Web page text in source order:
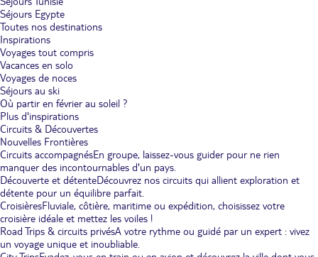
Séjours Egypte
Toutes nos destinations
Inspirations
Voyages tout compris
Vacances en solo
Voyages de noces
Séjours au ski
Où partir en février au soleil ?
Plus d'inspirations
Circuits & Découvertes
Nouvelles Frontières
Circuits accompagnésEn groupe, laissez-vous guider pour ne rien
manquer des incontournables d'un pays.
Découverte et détenteDécouvrez nos circuits qui allient exploration et
détente pour un équilibre parfait.
CroisièresFluviale, côtière, maritime ou expédition, choisissez votre
croisière idéale et mettez les voiles !
Road Trips & circuits privésA votre rythme ou guidé par un expert : vivez
un voyage unique et inoubliable.